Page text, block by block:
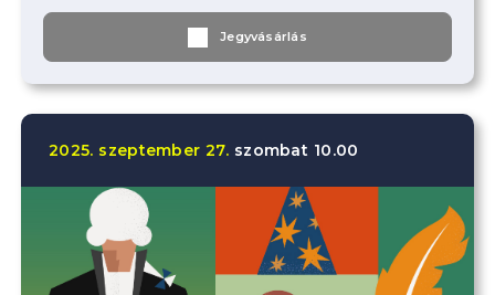
Jegyvásárlás
2025. szeptember 27. szombat 10.00